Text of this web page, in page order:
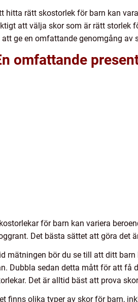
hitta rätt skostorlek för barn kan
att välja skor som är rätt storlek
att ge en omfattande genomgång av
omfattande
för barn kan variera
Det bästa sättet att göra det
mätningen bör du se till att ditt
Dubbla sedan detta mått för att få
Det är alltid bäst att prova
finns olika typer av skor för barn,